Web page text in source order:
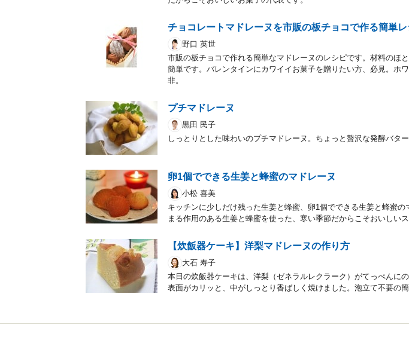
チョコレートマドレーヌを市販の板チョコで作る簡単
野口 英世
市販の板チョコで作れる簡単なマドレーヌのレシピです。材料のほ
簡単です。バレンタインにカワイイお菓子を贈りたい方、必見。ホ
非。
プチマドレーヌ
黒田 民子
しっとりとした味わいのプチマドレーヌ。ちょっと贅沢な発酵バター
卵1個でできる生姜と蜂蜜のマドレーヌ
小松 喜美
キッチンに少しだけ残った生姜と蜂蜜、卵1個でできる生姜と蜂蜜の
まる作用のある生姜と蜂蜜を使った、寒い季節だからこそおいしいス
【炊飯器ケーキ】洋梨マドレーヌの作り方
大石 寿子
本日の炊飯器ケーキは、洋梨（ゼネラルレクラーク）がてっぺんに
表面がカリッと、中がしっとり香ばしく焼けました。泡立て不要の簡